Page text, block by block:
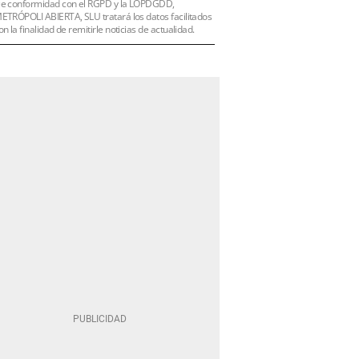
conformidad con el RGPD y la LOPDGDD,
ABIERTA, SLU tratará los datos facilitados
la finalidad de remitirle noticias de actualidad.